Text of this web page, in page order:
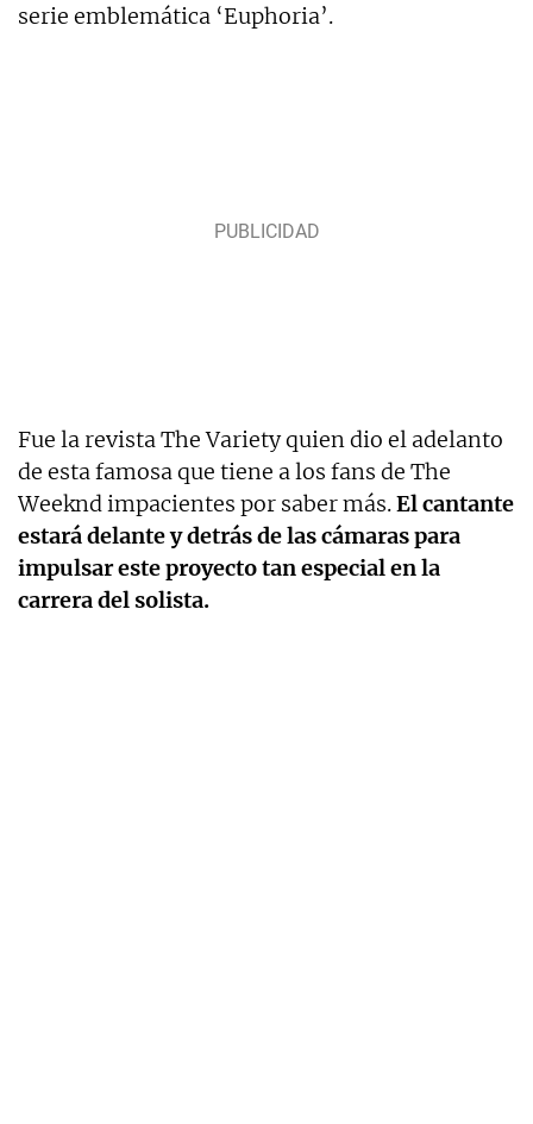
serie emblemática ‘Euphoria’.
Fue la revista The Variety quien dio el adelanto
de esta famosa que tiene a los fans de The
Weeknd impacientes por saber más.El cantante
estará delante y detrás de las cámaras para
impulsar este proyecto tan especial en la
carrera del solista.